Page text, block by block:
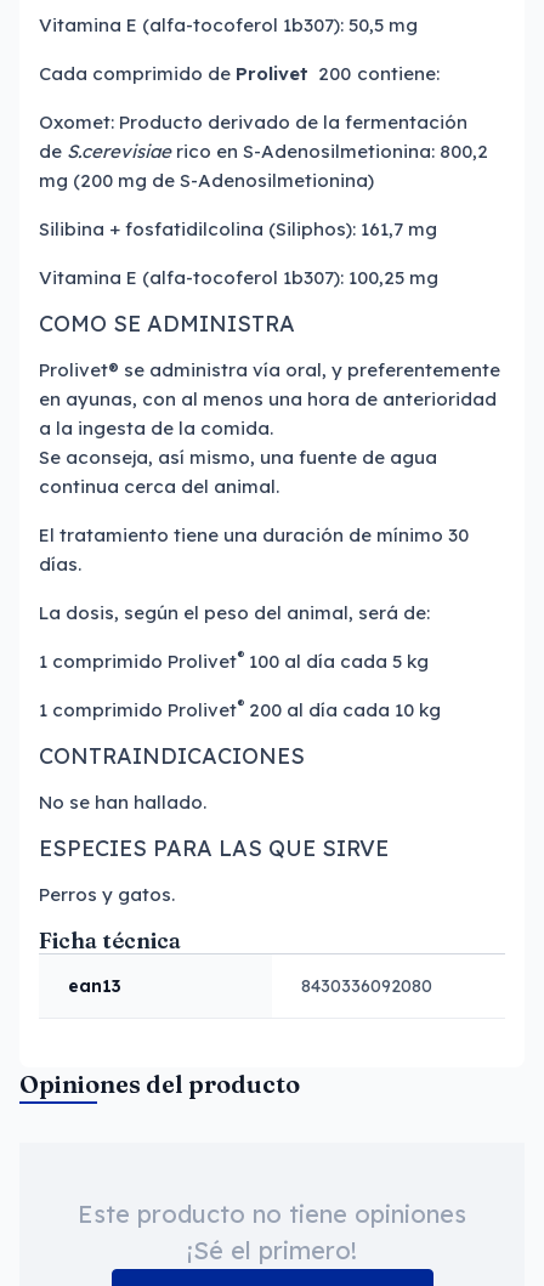
Vitamina E (alfa-tocoferol 1b307): 50,5 mg
Cada comprimido de Prolivet 200 contiene:
Oxomet: Producto derivado de la fermentación
de S.cerevisiae rico en S-Adenosilmetionina: 800,2
mg (200 mg de S-Adenosilmetionina)
Silibina + fosfatidilcolina (Siliphos): 161,7 mg
Vitamina E (alfa-tocoferol 1b307): 100,25 mg
COMO SE ADMINISTRA
Prolivet® se administra vía oral, y preferentemente
en ayunas, con al menos una hora de anterioridad
a la ingesta de la comida.
Se aconseja, así mismo, una fuente de agua
continua cerca del animal.
El tratamiento tiene una duración de mínimo 30
días.
La dosis, según el peso del animal, será de:
1 comprimido Prolivet® 100 al día cada 5 kg
1 comprimido Prolivet® 200 al día cada 10 kg
CONTRAINDICACIONES
No se han hallado.
ESPECIES PARA LAS QUE SIRVE
Perros y gatos.
Ficha técnica
ean13 8430336092080
Opiniones del producto
Este producto no tiene opiniones
¡Sé el primero!